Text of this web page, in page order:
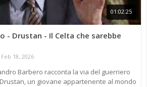
01:02:25
- Drustan - Il Celta che sarebbe
Feb 18, 2026
Barbero racconta la via del guerriero
un giovane appartenente al mondo